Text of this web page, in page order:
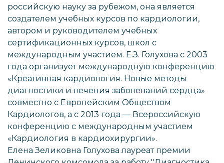
российскую науку за рубежом, она является
создателем учебных курсов по кардиологии,
автором и руководителем учебных
сертификационных курсов, школ с
международным участием. Е.З. Голухова с 2003
года организует международную конференцию
«Креативная кардиология. Новые методы
диагностики и лечения заболеваний сердца»
совместно с Европейским Обществом
Кардиологов, а с 2013 года — Всероссийскую
конференцию с международным участием
«Кардиология в кардиохирургии».
Елена Зеликовна Голухова лауреат премии